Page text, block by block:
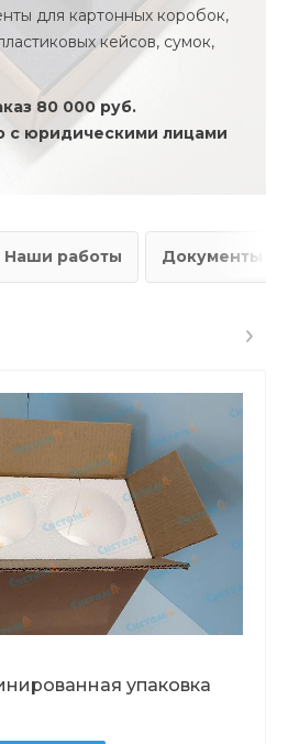
для картонных коробок,
кейсов, сумок,
80 000 руб.
с юридическими лицами
Наши работы Документы
упаковка